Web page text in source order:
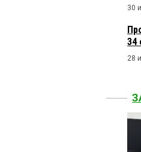
30
34
28